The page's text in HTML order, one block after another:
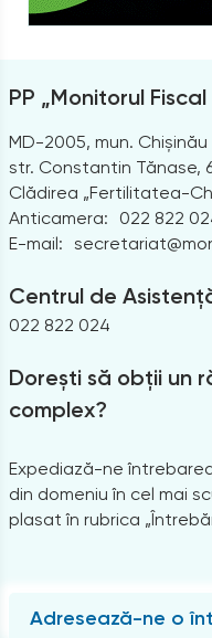
PP „Monitorul Fiscal
MD-2005, mun. Chișinău
str. Constantin Tănase,
Clădirea „Fertilitatea-
Anticamera:
022 822
E-mail:
Centrul de
022 822 024
Dorești să obții un
complex?
Expediază-ne
din domeniu în cel mai
plasat în rubrica
Adresează-ne o